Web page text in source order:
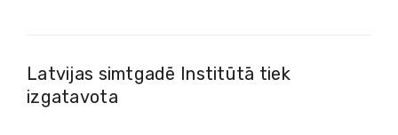
Latvijas simtgadē Institūtā tiek
izgatavota